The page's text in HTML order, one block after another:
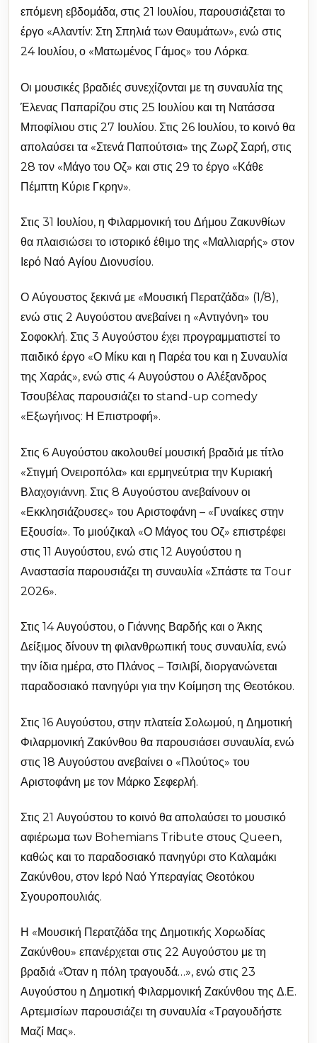
επόμενη εβδομάδα, στις 21 Ιουλίου, παρουσιάζεται το
έργο «Αλαντίν: Στη Σπηλιά των Θαυμάτων», ενώ στις
24 Ιουλίου, ο «Ματωμένος Γάμος» του Λόρκα.
Οι μουσικές βραδιές συνεχίζονται με τη συναυλία της
Έλενας Παπαρίζου στις 25 Ιουλίου και τη Νατάσσα
Μποφίλιου στις 27 Ιουλίου. Στις 26 Ιουλίου, το κοινό θα
απολαύσει τα «Στενά Παπούτσια» της Ζωρζ Σαρή, στις
28 τον «Μάγο του Οζ» και στις 29 το έργο «Κάθε
Πέμπτη Κύριε Γκρην».
Στις 31 Ιουλίου, η Φιλαρμονική του Δήμου Ζακυνθίων
θα πλαισιώσει το ιστορικό έθιμο της «Μαλλιαρής» στον
Ιερό Ναό Αγίου Διονυσίου.
Ο Αύγουστος ξεκινά με «Μουσική Περατζάδα» (1/8),
ενώ στις 2 Αυγούστου ανεβαίνει η «Αντιγόνη» του
Σοφοκλή. Στις 3 Αυγούστου έχει προγραμματιστεί το
παιδικό έργο «Ο Μίκυ και η Παρέα του και η Συναυλία
της Χαράς», ενώ στις 4 Αυγούστου ο Αλέξανδρος
Τσουβέλας παρουσιάζει το stand-up comedy
«Εξωγήινος: Η Επιστροφή».
Στις 6 Αυγούστου ακολουθεί μουσική βραδιά με τίτλο
«Στιγμή Ονειροπόλα» και ερμηνεύτρια την Κυριακή
Βλαχογιάννη. Στις 8 Αυγούστου ανεβαίνουν οι
«Εκκλησιάζουσες» του Αριστοφάνη – «Γυναίκες στην
Εξουσία». Το μιούζικαλ «Ο Μάγος του Οζ» επιστρέφει
στις 11 Αυγούστου, ενώ στις 12 Αυγούστου η
Αναστασία παρουσιάζει τη συναυλία «Σπάστε τα Tour
2026».
Στις 14 Αυγούστου, ο Γιάννης Βαρδής και ο Άκης
Δείξιμος δίνουν τη φιλανθρωπική τους συναυλία, ενώ
την ίδια ημέρα, στο Πλάνος – Τσιλιβί, διοργανώνεται
παραδοσιακό πανηγύρι για την Κοίμηση της Θεοτόκου.
Στις 16 Αυγούστου, στην πλατεία Σολωμού, η Δημοτική
Φιλαρμονική Ζακύνθου θα παρουσιάσει συναυλία, ενώ
στις 18 Αυγούστου ανεβαίνει ο «Πλούτος» του
Αριστοφάνη με τον Μάρκο Σεφερλή.
Στις 21 Αυγούστου το κοινό θα απολαύσει το μουσικό
αφιέρωμα των Bohemians Tribute στους Queen,
καθώς και το παραδοσιακό πανηγύρι στο Καλαμάκι
Ζακύνθου, στον Ιερό Ναό Υπεραγίας Θεοτόκου
Σγουροπουλιάς.
Η «Μουσική Περατζάδα της Δημοτικής Χορωδίας
Ζακύνθου» επανέρχεται στις 22 Αυγούστου με τη
βραδιά «Όταν η πόλη τραγουδά…», ενώ στις 23
Αυγούστου η Δημοτική Φιλαρμονική Ζακύνθου της Δ.Ε.
Αρτεμισίων παρουσιάζει τη συναυλία «Τραγουδήστε
Μαζί Μας».